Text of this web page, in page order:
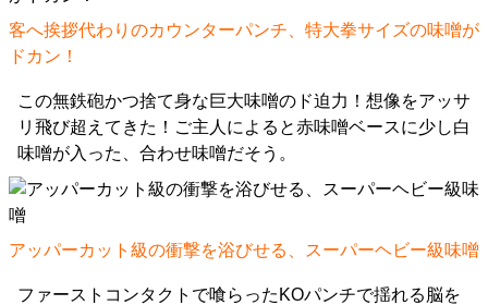
客へ挨拶代わりのカウンターパンチ、特大拳サイズの味噌が
ドカン！
この無鉄砲かつ捨て身な巨大味噌のド迫力！想像をアッサ
リ飛び超えてきた！ご主人によると赤味噌ベースに少し白
味噌が入った、合わせ味噌だそう。
アッパーカット級の衝撃を浴びせる、スーパーヘビー級味噌
ファーストコンタクトで喰らったKOパンチで揺れる脳を